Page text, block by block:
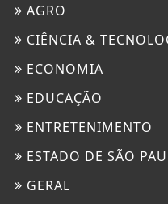
AGRO
CIÊNCIA &
ECONOMIA
EDUCAÇÃO
ENTRETENIMENTO
ESTADO DE SÃO
GERAL